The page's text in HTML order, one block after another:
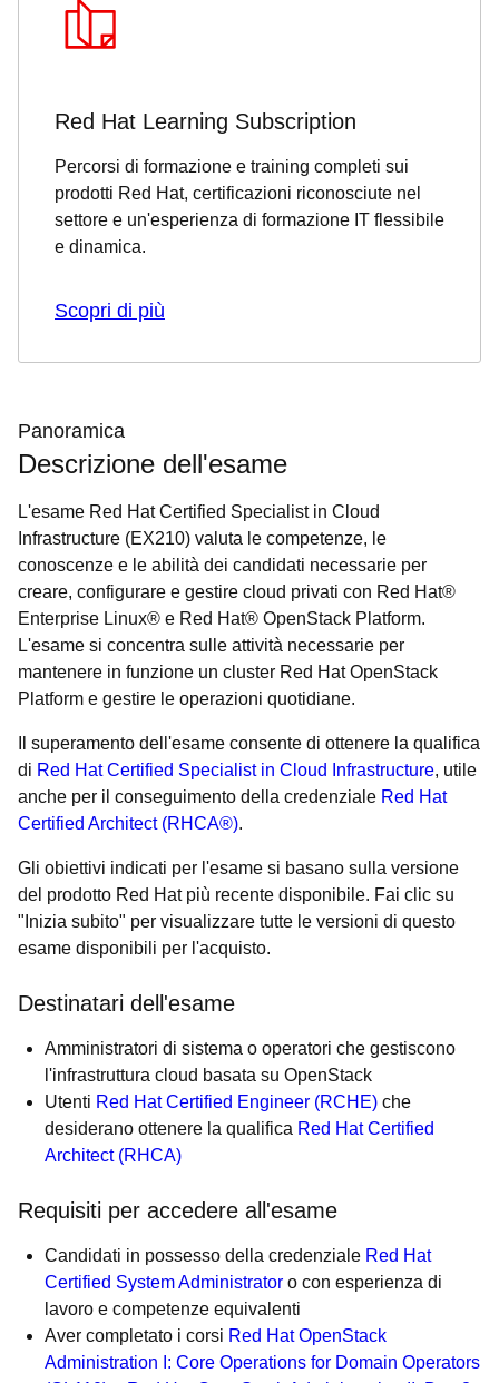
Panoramica
Descrizione dell'esame
L'esame Red Hat Certified Specialist in Cloud
Infrastructure (EX210) valuta le competenze, le
conoscenze e le abilità dei candidati necessarie per
creare, configurare e gestire cloud privati con Red Hat®
Enterprise Linux® e Red Hat® OpenStack Platform.
L'esame si concentra sulle attività necessarie per
mantenere in funzione un cluster Red Hat OpenStack
Platform e gestire le operazioni quotidiane.
Il superamento dell'esame consente di ottenere la qualifica
di Red Hat Certified Specialist in Cloud Infrastructure, utile
anche per il conseguimento della credenziale Red Hat
Certified Architect (RHCA®).
Gli obiettivi indicati per l'esame si basano sulla versione
del prodotto Red Hat più recente disponibile. Fai clic su
"Inizia subito" per visualizzare tutte le versioni di questo
esame disponibili per l'acquisto.
Destinatari dell'esame
Amministratori di sistema o operatori che gestiscono
l'infrastruttura cloud basata su OpenStack
Utenti Red Hat Certified Engineer (RCHE) che
desiderano ottenere la qualifica Red Hat Certified
Architect (RHCA)
Requisiti per accedere all'esame
Candidati in possesso della credenziale Red Hat
Certified System Administrator o con esperienza di
lavoro e competenze equivalenti
Aver completato i corsi Red Hat OpenStack
Administration I: Core Operations for Domain Operators
Red Hat Learning Subscription
Percorsi di formazione e training completi sui
prodotti Red Hat, certificazioni riconosciute nel
settore e un'esperienza di formazione IT flessibile
e dinamica.
Scopri di più